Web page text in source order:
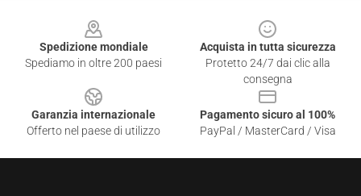
Spedizione mondiale
Spediamo in oltre 200 paesi
Acquista in tutta sicurezza
Protetto 24/7 dai clic alla
consegna
Garanzia internazionale
Offerto nel paese di utilizzo
Pagamento sicuro al 100%
PayPal / MasterCard / Visa